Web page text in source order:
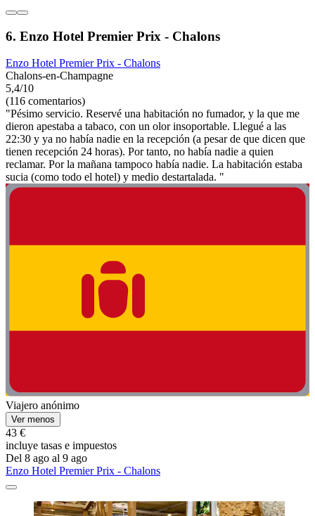
6. Enzo Hotel Premier Prix - Chalons
Enzo Hotel Premier Prix - Chalons
Chalons-en-Champagne
5,4/10
(116 comentarios)
"Pésimo servicio. Reservé una habitación no fumador, y la que me
dieron apestaba a tabaco, con un olor insoportable. Llegué a las
22:30 y ya no había nadie en la recepción (a pesar de que dicen que
tienen recepción 24 horas). Por tanto, no había nadie a quien
reclamar. Por la mañana tampoco había nadie. La habitación estaba
sucia (como todo el hotel) y medio destartalada. "
Viajero anónimo
Ver menos
43 €
incluye tasas e impuestos
Del 8 ago al 9 ago
Enzo Hotel Premier Prix - Chalons